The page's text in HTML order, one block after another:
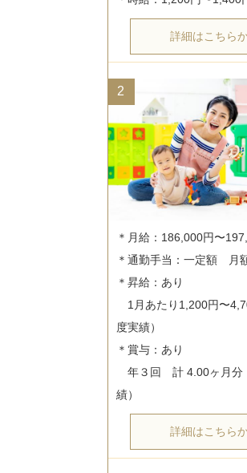
詳細はこちら
2
＊月給：186,000円〜
＊通勤手当：一定額　月
＊昇給：あり
1月あたり1,200円〜
度実績）
＊賞与：あり
年３回　計 4.00ヶ月分
詳細はこちら